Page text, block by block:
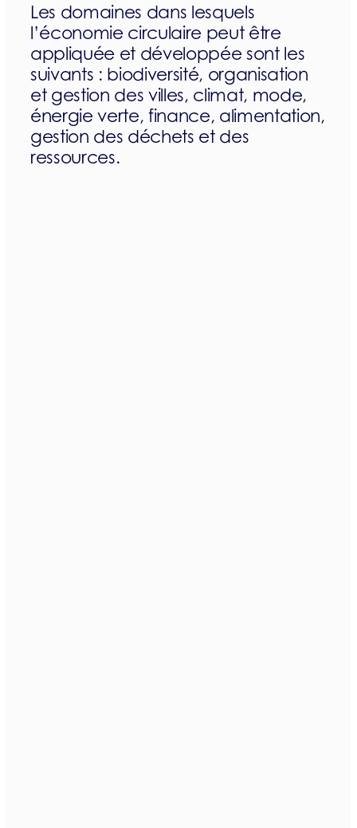
Les domaines dans lesquels
l’économie circulaire peut être
appliquée et développée sont les
suivants : biodiversité, organisation
et gestion des villes, climat, mode,
énergie verte, finance, alimentation,
gestion des déchets et des
ressources.